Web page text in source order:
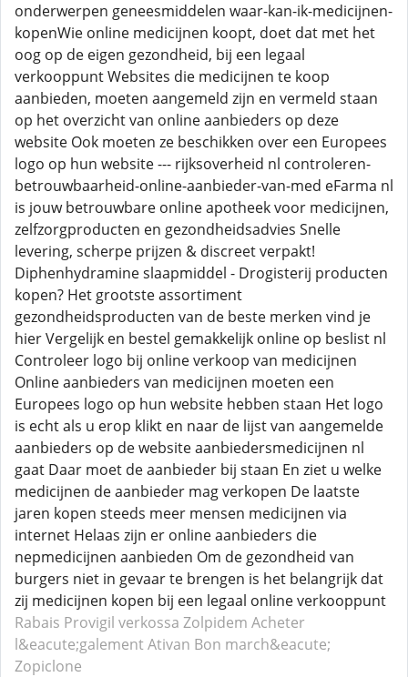
onderwerpen geneesmiddelen waar-kan-ik-medicijnen-
kopenWie online medicijnen koopt, doet dat met het
oog op de eigen gezondheid, bij een legaal
verkooppunt Websites die medicijnen te koop
aanbieden, moeten aangemeld zijn en vermeld staan
op het overzicht van online aanbieders op deze
website Ook moeten ze beschikken over een Europees
logo op hun website --- rijksoverheid nl controleren-
betrouwbaarheid-online-aanbieder-van-med eFarma nl
is jouw betrouwbare online apotheek voor medicijnen,
zelfzorgproducten en gezondheidsadvies Snelle
levering, scherpe prijzen & discreet verpakt!
Diphenhydramine slaapmiddel - Drogisterij producten
kopen? Het grootste assortiment
gezondheidsproducten van de beste merken vind je
hier Vergelijk en bestel gemakkelijk online op beslist nl
Controleer logo bij online verkoop van medicijnen
Online aanbieders van medicijnen moeten een
Europees logo op hun website hebben staan Het logo
is echt als u erop klikt en naar de lijst van aangemelde
aanbieders op de website aanbiedersmedicijnen nl
gaat Daar moet de aanbieder bij staan En ziet u welke
medicijnen de aanbieder mag verkopen De laatste
jaren kopen steeds meer mensen medicijnen via
internet Helaas zijn er online aanbieders die
nepmedicijnen aanbieden Om de gezondheid van
burgers niet in gevaar te brengen is het belangrijk dat
zij medicijnen kopen bij een legaal online verkooppunt
Rabais Provigil verkossa Zolpidem Acheter
l&eacute;galement Ativan Bon march&eacute;
Zopiclone